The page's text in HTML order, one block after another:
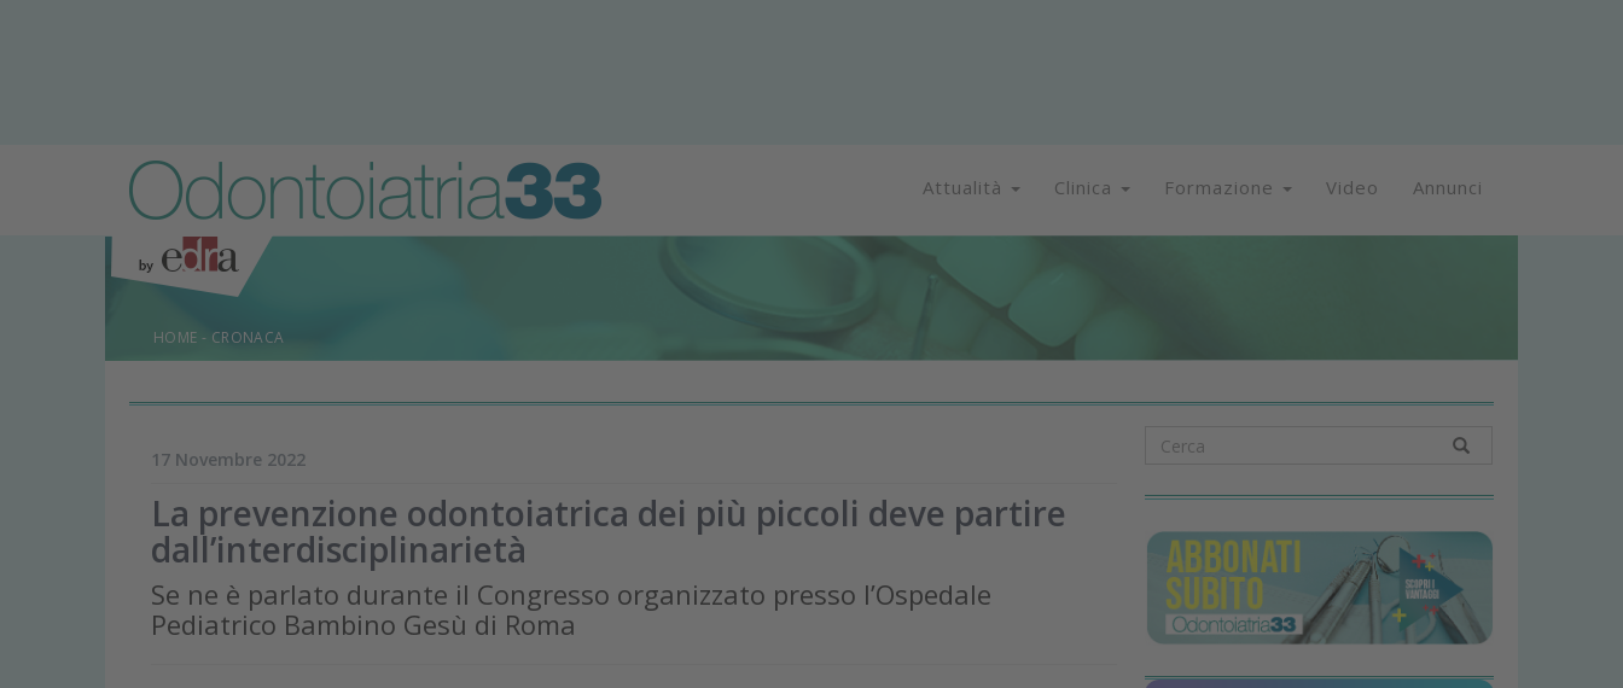
Attualità Clinica Formazione Video Annunci
HOME - CRONACA
17 Novembre 2022
La prevenzione odontoiatrica dei più piccoli deve partire
dall’interdisciplinarietà
Se ne è parlato durante il Congresso organizzato presso l’Ospedale
Pediatrico Bambino Gesù di Roma